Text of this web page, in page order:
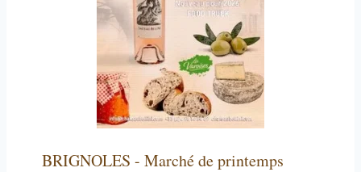
BRIGNOLES - Marché de printemps